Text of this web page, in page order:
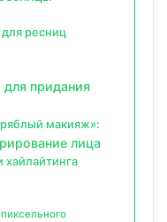
ресниц
придания
макияж»:
лица
хайлайтинга